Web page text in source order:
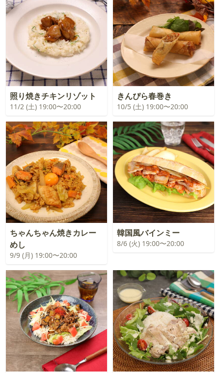
照り焼きチキンリゾット
11/2 (土) 19:00〜20:00
きんぴら春巻き
10/5 (土) 19:00〜20:00
ちゃんちゃん焼きカレー
めし
9/9 (月) 19:00〜20:00
韓国風バインミー
8/6 (火) 19:00〜20:00